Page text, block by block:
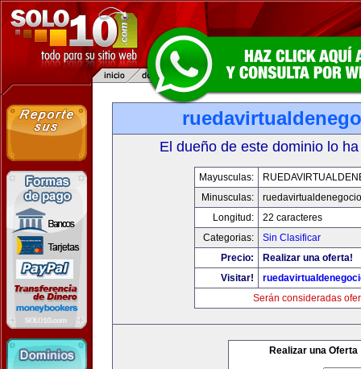
El dueño de este dominio lo
Mayusculas:
Minusculas:
Longitud:
22 caracteres
Categorias:
Sin Clasificar
Precio:
Realizar una oferta!
Visitar!
Serán consideradas
Realizar una Oferta